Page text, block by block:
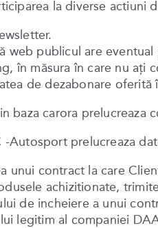
la diverse actiuni
web publicul are
în măsura în care nu aţi
de dezabonare oferită
in baza carora
-Autosport prelucreaza
unui contract la care
achizitionate,
de incheiere a unui
legitim al companiei